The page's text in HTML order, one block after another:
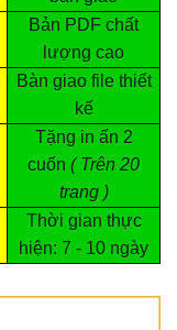
Bản PDF chất
lượng cao
Bàn giao file thiết
kế
Tặng in ấn 2
cuốn ( Trên 20
trang )
Thời gian thực
hiện: 7 - 10 ngày